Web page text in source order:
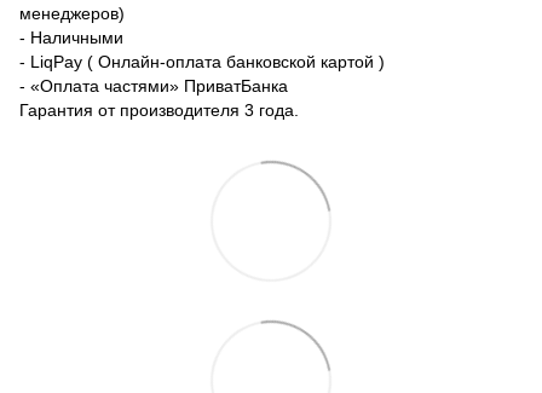
менеджеров)
- Наличными
- LiqPay ( Онлайн-оплата банковской картой )
- «Оплата частями» ПриватБанка
Гарантия от производителя 3 года.